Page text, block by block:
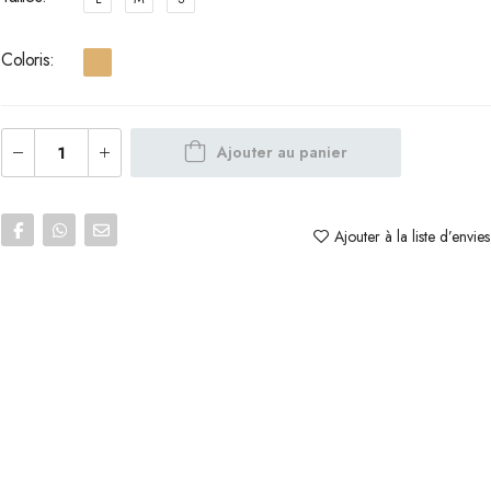
Coloris
Ajouter au panier
Ajouter à la liste d’envies